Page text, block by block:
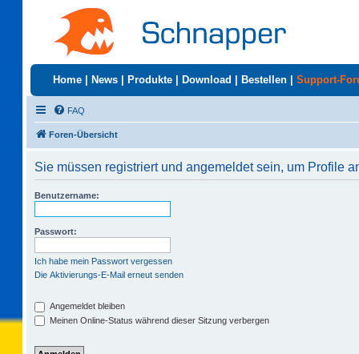
Home News Produkte Download Bestellen Support-
FAQ
Foren-Übersicht
Sie müssen registriert und angemeldet sein, um Profile
Benutzername:
Passwort:
Ich habe mein Passwort vergessen
Die Aktivierungs-E-Mail erneut senden
Angemeldet bleiben
Meinen Online-Status während dieser Sitzung verbergen